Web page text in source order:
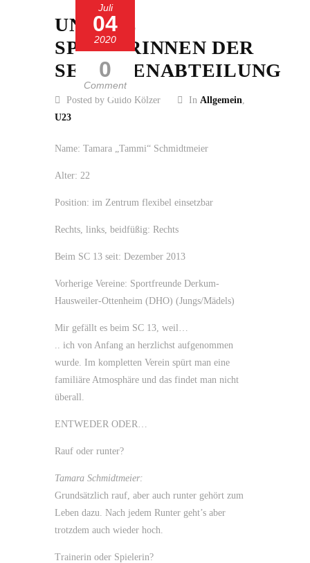
Juli
04
2020
0
Comment
UNSERE
SPIELERINNEN DER
SENIORENABTEILUNG
Posted by Guido Kölzer In Allgemein,
U23
Name: Tamara „Tammi“ Schmidtmeier
Alter: 22
Position: im Zentrum flexibel einsetzbar
Rechts, links, beidfüßig: Rechts
Beim SC 13 seit: Dezember 2013
Vorherige Vereine: Sportfreunde Derkum-
Hausweiler-Ottenheim (DHO) (Jungs/Mädels)
Mir gefällt es beim SC 13, weil…
.. ich von Anfang an herzlichst aufgenommen
wurde. Im kompletten Verein spürt man eine
familiäre Atmosphäre und das findet man nicht
überall.
ENTWEDER ODER…
Rauf oder runter?
Tamara Schmidtmeier:
Grundsätzlich rauf, aber auch runter gehört zum
Leben dazu. Nach jedem Runter geht’s aber
trotzdem auch wieder hoch.
Trainerin oder Spielerin?